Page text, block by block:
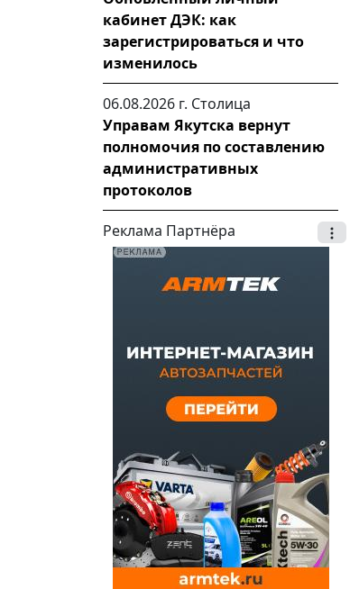
кабинет ДЭК: как
зарегистрироваться и что
изменилось
06.08.2026 г. Столица
Управам Якутска вернут
полномочия по составлению
административных
протоколов
Реклама Партнёра